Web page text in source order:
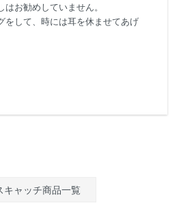
お勧めしていません。
をして、時には耳を休ませてあげ
キャッチ商品一覧